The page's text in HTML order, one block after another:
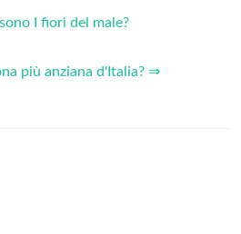
I fiori del male?
più anziana d'Italia? ⇒